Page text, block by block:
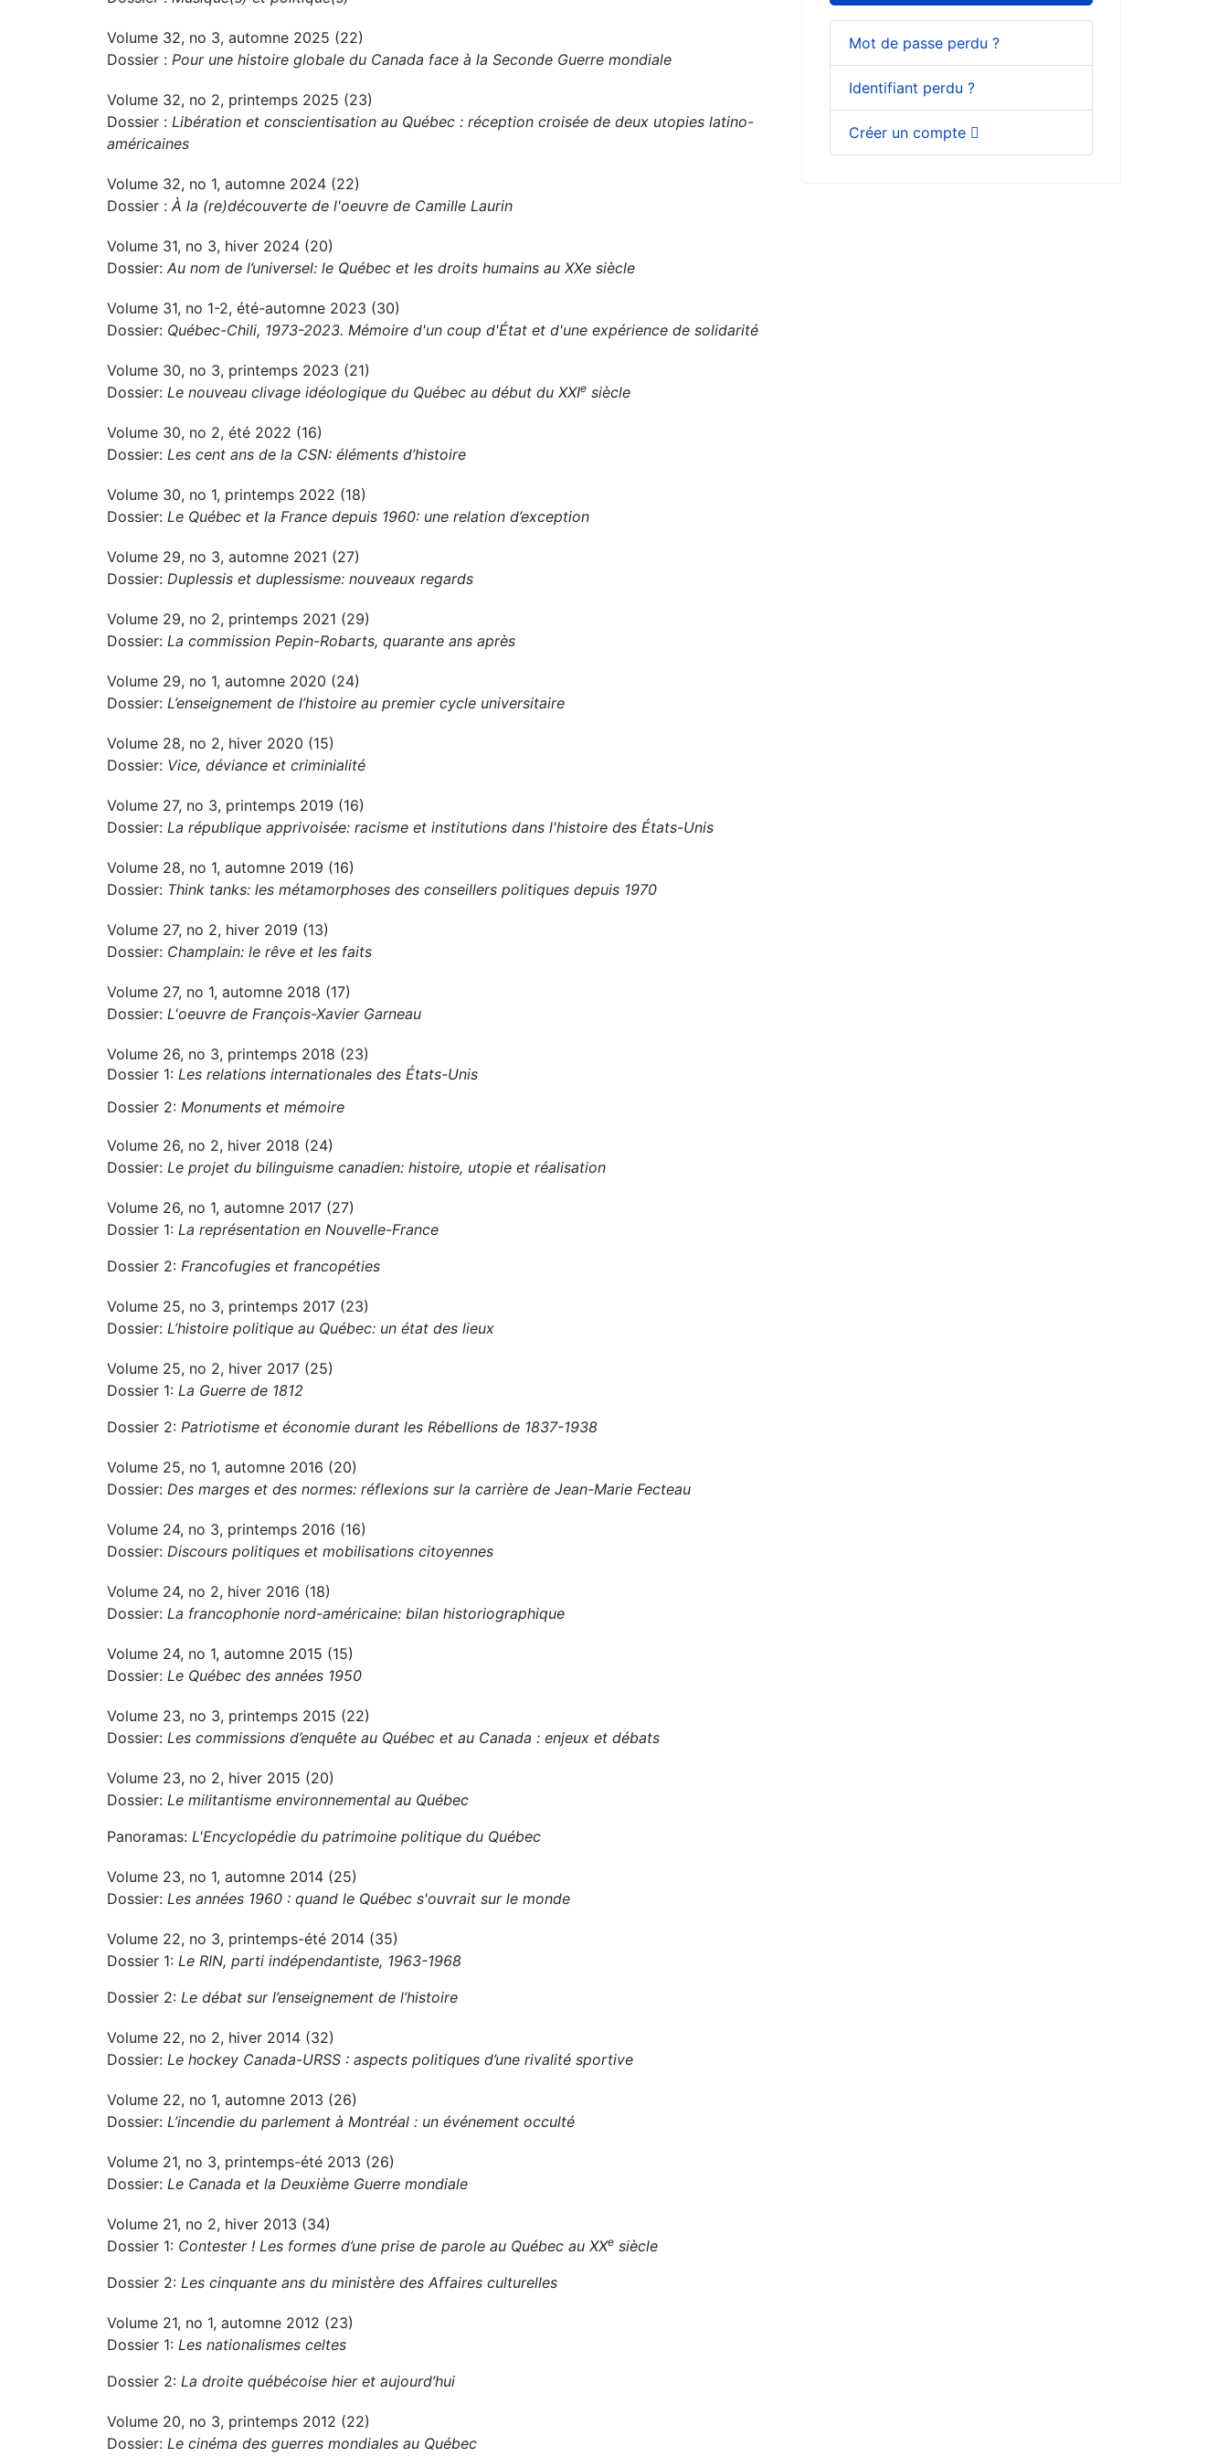
Volume 32, no 3, automne 2025 (22)
Dossier : Pour une histoire globale du Canada face à la Seconde Guerre mondiale
Volume 32, no 2, printemps 2025 (23)
Dossier : Libération et conscientisation au Québec : réception croisée de deux utopies latino-
américaines
Volume 32, no 1, automne 2024 (22)
Dossier : À la (re)découverte de l'oeuvre de Camille Laurin
Volume 31, no 3, hiver 2024 (20)
Dossier: Au nom de l’universel: le Québec et les droits humains au XXe siècle
Volume 31, no 1-2, été-automne 2023 (30)
Dossier: Québec-Chili, 1973-2023. Mémoire d'un coup d'État et d'une expérience de solidarité
Volume 30, no 3, printemps 2023 (21)
Dossier: Le nouveau clivage idéologique du Québec au début du XXIe siècle
Volume 30, no 2, été 2022 (16)
Dossier: Les cent ans de la CSN: éléments d’histoire
Volume 30, no 1, printemps 2022 (18)
Dossier: Le Québec et la France depuis 1960: une relation d’exception
Volume 29, no 3, automne 2021 (27)
Dossier: Duplessis et duplessisme: nouveaux regards
Volume 29, no 2, printemps 2021 (29)
Dossier: La commission Pepin-Robarts, quarante ans après
Volume 29, no 1, automne 2020 (24)
Dossier: L’enseignement de l’histoire au premier cycle universitaire
Volume 28, no 2, hiver 2020 (15)
Dossier: Vice, déviance et criminialité
Volume 27, no 3, printemps 2019 (16)
Dossier: La république apprivoisée: racisme et institutions dans l'histoire des États-Unis
Volume 28, no 1, automne 2019 (16)
Dossier: Think tanks: les métamorphoses des conseillers politiques depuis 1970
Volume 27, no 2, hiver 2019 (13)
Dossier: Champlain: le rêve et les faits
Volume 27, no 1, automne 2018 (17)
Dossier: L'oeuvre de François-Xavier Garneau
Volume 26, no 3, printemps 2018 (23)
Dossier 1: Les relations internationales des États-Unis
Dossier 2: Monuments et mémoire
Volume 26, no 2, hiver 2018 (24)
Dossier: Le projet du bilinguisme canadien: histoire, utopie et réalisation
Volume 26, no 1, automne 2017 (27)
Dossier 1: La représentation en Nouvelle-France
Dossier 2: Francofugies et francopéties
Volume 25, no 3, printemps 2017 (23)
Dossier: L’histoire politique au Québec: un état des lieux
Volume 25, no 2, hiver 2017 (25)
Dossier 1: La Guerre de 1812
Dossier 2: Patriotisme et économie durant les Rébellions de 1837-1938
Volume 25, no 1, automne 2016 (20)
Dossier: Des marges et des normes: réflexions sur la carrière de Jean-Marie Fecteau
Volume 24, no 3, printemps 2016 (16)
Dossier: Discours politiques et mobilisations citoyennes
Volume 24, no 2, hiver 2016 (18)
Dossier: La francophonie nord-américaine: bilan historiographique
Volume 24, no 1, automne 2015 (15)
Dossier: Le Québec des années 1950
Volume 23, no 3, printemps 2015 (22)
Dossier: Les commissions d’enquête au Québec et au Canada : enjeux et débats
Volume 23, no 2, hiver 2015 (20)
Dossier: Le militantisme environnemental au Québec
Panoramas: L'Encyclopédie du patrimoine politique du Québec
Volume 23, no 1, automne 2014 (25)
Dossier: Les années 1960 : quand le Québec s'ouvrait sur le monde
Volume 22, no 3, printemps-été 2014 (35)
Dossier 1: Le RIN, parti indépendantiste, 1963-1968
Dossier 2: Le débat sur l’enseignement de l’histoire
Volume 22, no 2, hiver 2014 (32)
Dossier: Le hockey Canada-URSS : aspects politiques d’une rivalité sportive
Volume 22, no 1, automne 2013 (26)
Dossier: L’incendie du parlement à Montréal : un événement occulté
Volume 21, no 3, printemps-été 2013 (26)
Dossier: Le Canada et la Deuxième Guerre mondiale
Volume 21, no 2, hiver 2013 (34)
Dossier 1: Contester ! Les formes d’une prise de parole au Québec au XXe siècle
Dossier 2: Les cinquante ans du ministère des Affaires culturelles
Volume 21, no 1, automne 2012 (23)
Dossier 1: Les nationalismes celtes
Dossier 2: La droite québécoise hier et aujourd’hui
Volume 20, no 3, printemps 2012 (22)
Dossier: Le cinéma des guerres mondiales au Québec
Mot de passe perdu ?
Identifiant perdu ?
Créer un compte